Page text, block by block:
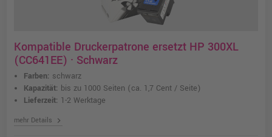
Kompatible Druckerpatrone ersetzt HP 300XL
(CC641EE) · Schwarz
Farben: schwarz
Kapazität: bis zu 1000 Seiten (ca. 1,7 Cent / Seite)
Lieferzeit: 1-2 Werktage
mehr Details chevron_right